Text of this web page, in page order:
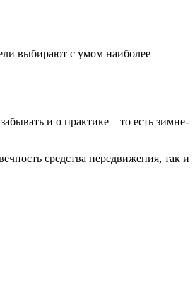
выбирают с умом наиболее
и о практике – то есть зимне-
средства передвижения, так и